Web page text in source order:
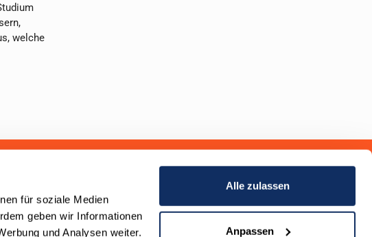
für soziale Medien
geben wir Informationen
und Analysen weiter.
Alle zulassen
Anpassen
welche